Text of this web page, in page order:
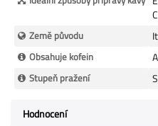
Země původu
Obsahuje kofein
Stupeň pražení
Hodnocení